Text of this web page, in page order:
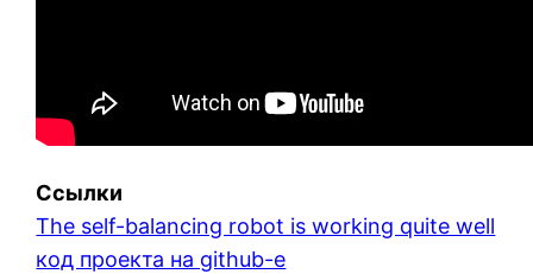
Ссылки
The self-balancing robot is working quite well
код проекта на github-е